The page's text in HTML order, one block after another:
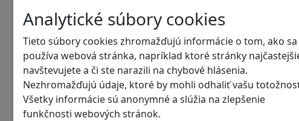
Analytické súbory cookies
Tieto súbory cookies zhromažďujú informácie o tom, ako sa
používa webová stránka, napríklad ktoré stránky
navštevujete a či ste narazili na chybové hlásenia.
Nezhromažďujú údaje, ktoré by mohli odhaliť vašu
Všetky informácie sú anonymné a slúžia na zlepšenie
funkčnosti webových stránok.